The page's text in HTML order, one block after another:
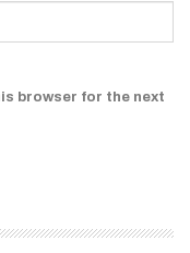
browser for the next